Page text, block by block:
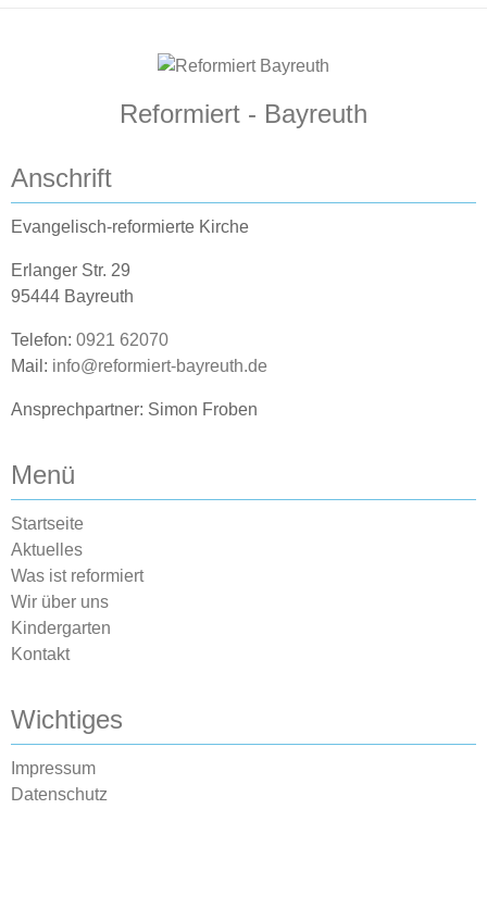
Reformiert - Bayreuth
Anschrift
Evangelisch-reformierte Kirche
Erlanger Str. 29
95444 Bayreuth
Telefon: 0921 62070
Mail: info@reformiert-bayreuth.de
Ansprechpartner: Simon Froben
Menü
Startseite
Aktuelles
Was ist reformiert
Wir über uns
Kindergarten
Kontakt
Wichtiges
Impressum
Datenschutz